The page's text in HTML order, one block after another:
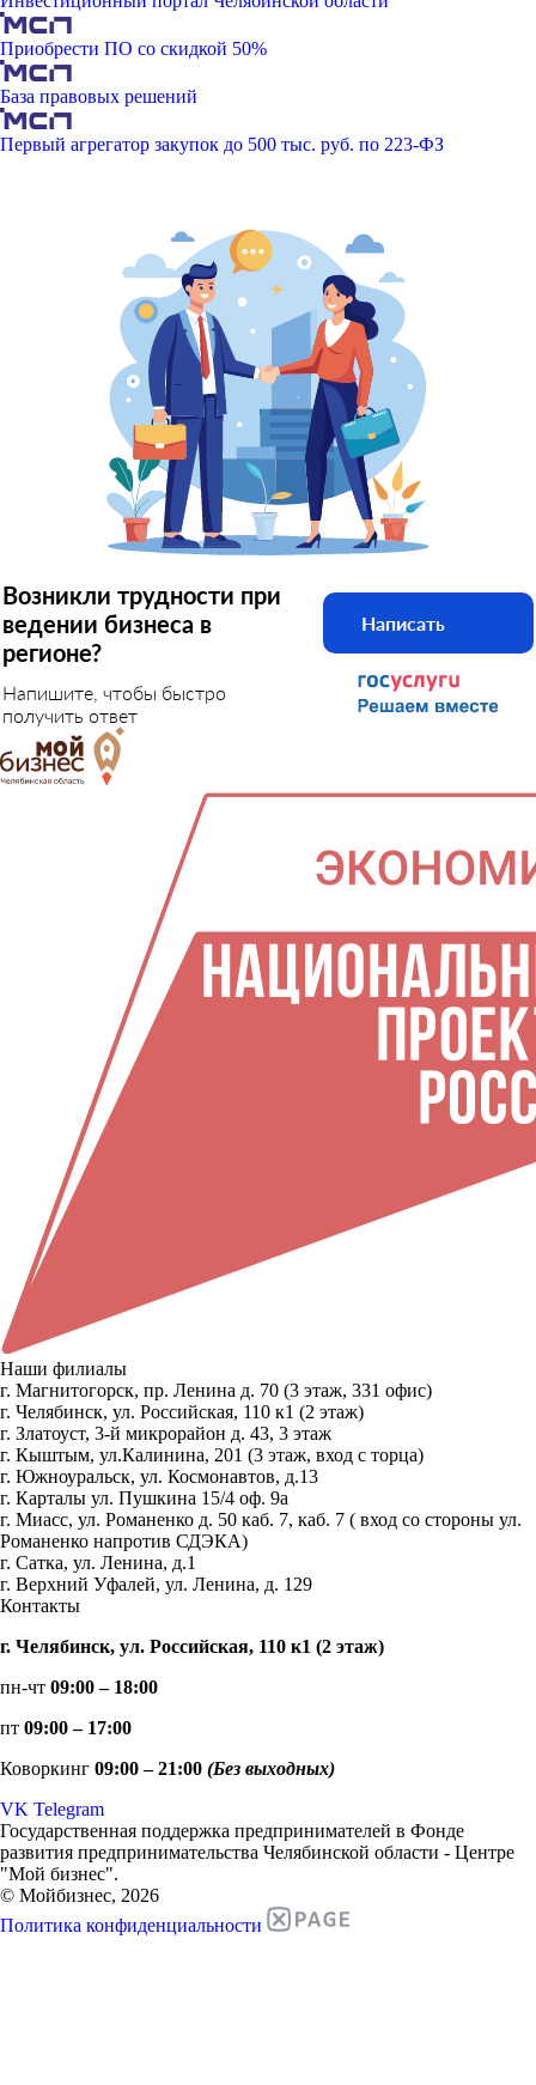
Приобрести ПО со скидкой 50%
База правовых решений
Первый агрегатор закупок до 500 тыс. руб. по 223-ФЗ
Возникли трудности при
ведении бизнеса в
регионе?
Напишите, чтобы быстро
получить ответ
Написать
Наши филиалы
г. Магнитогорск, пр. Ленина д. 70 (3 этаж, 331 офис)
г. Челябинск, ул. Российская, 110 к1 (2 этаж)
г. Златоуст, 3-й микрорайон д. 43, 3 этаж
г. Кыштым, ул.Калинина, 201 (3 этаж, вход с торца)
г. Южноуральск, ул. Космонавтов, д.13
г. Карталы ул. Пушкина 15/4 оф. 9а
г. Миасс, ул. Романенко д. 50 каб. 7, каб. 7 ( вход со стороны ул.
Романенко напротив СДЭКА)
г. Сатка, ул. Ленина, д.1
г. Верхний Уфалей, ул. Ленина, д. 129
Контакты
г. Челябинск, ул. Российская, 110 к1 (2 этаж)
пн-чт 09:00 – 18:00
пт 09:00 – 17:00
Коворкинг 09:00 – 21:00 (Без выходных)
VK Telegram
Государственная поддержка предпринимателей в Фонде
развития предпринимательства Челябинской области - Центре
"Мой бизнес".
© Мойбизнес, 2026
Политика конфиденциальности